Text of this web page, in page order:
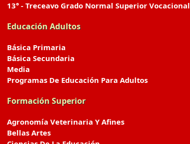
13° - Treceavo Grado Normal Superior Vocacional
Educación Adultos
Básica Primaria
Básica Secundaria
Media
Programas De Educación Para Adultos
Formación Superior
Agronomía Veterinaria Y Afines
Bellas Artes